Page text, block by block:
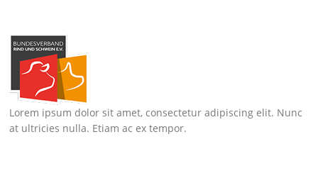
Lorem ipsum dolor sit amet, consectetur adipiscing elit. Nunc
at ultricies nulla. Etiam ac ex tempor.